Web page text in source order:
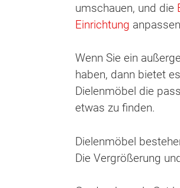
umschauen, und die
Einrichtung
Wenn Sie ein
haben, dann bietet
Dielenmöbel die
etwas zu finden.
Dielenmöbel
Die Vergrößerung